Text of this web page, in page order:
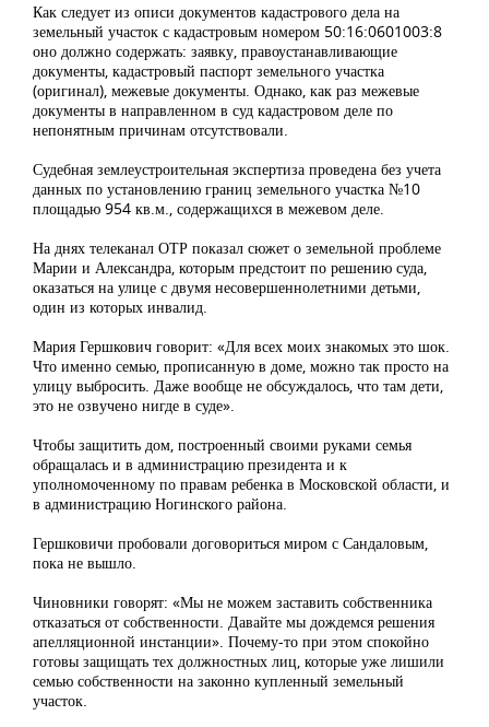
Как следует из описи документов кадастрового дела на
земельный участок с кадастровым номером 50:16:0601003:8
оно должно содержать: заявку, правоустанавливающие
документы, кадастровый паспорт земельного участка
(оригинал), межевые документы. Однако, как раз межевые
документы в направленном в суд кадастровом деле по
непонятным причинам отсутствовали.
Судебная землеустроительная экспертиза проведена без учета
данных по установлению границ земельного участка №10
площадью 954 кв.м., содержащихся в межевом деле.
На днях телеканал ОТР показал сюжет о земельной проблеме
Марии и Александра, которым предстоит по решению суда,
оказаться на улице с двумя несовершеннолетними детьми,
один из которых инвалид.
Мария Гершкович говорит: «Для всех моих знакомых это шок.
Что именно семью, прописанную в доме, можно так просто на
улицу выбросить. Даже вообще не обсуждалось, что там дети,
это не озвучено нигде в суде».
Чтобы защитить дом, построенный своими руками семья
обращалась и в администрацию президента и к
уполномоченному по правам ребенка в Московской области, и
в администрацию Ногинского района.
Гершковичи пробовали договориться миром с Сандаловым,
пока не вышло.
Чиновники говорят: «Мы не можем заставить собственника
отказаться от собственности. Давайте мы дождемся решения
апелляционной инстанции». Почему-то при этом спокойно
готовы защищать тех должностных лиц, которые уже лишили
семью собственности на законно купленный земельный
участок.